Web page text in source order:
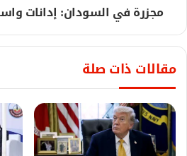
مجزرة في السودان: إدانات
مقالات ذات صلة